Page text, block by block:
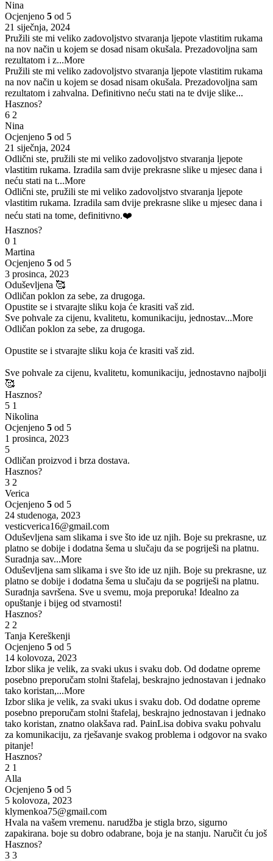
Nina
Ocjenjeno 5 od 5
21 siječnja, 2024
Pružili ste mi veliko zadovoljstvo stvaranja ljepote vlastitim rukama
na nov način u kojem se dosad nisam okušala. Prezadovoljna sam
rezultatom i z...More
Pružili ste mi veliko zadovoljstvo stvaranja ljepote vlastitim rukama
na nov način u kojem se dosad nisam okušala. Prezadovoljna sam
rezultatom i zahvalna. Definitivno neću stati na te dvije slike...
Hasznos?
6 2
Nina
Ocjenjeno 5 od 5
21 siječnja, 2024
Odlični ste, pružili ste mi veliko zadovoljstvo stvaranja ljepote
vlastitim rukama. Izradila sam dvije prekrasne slike u mjesec dana i
neću stati na t...More
Odlični ste, pružili ste mi veliko zadovoljstvo stvaranja ljepote
vlastitim rukama. Izradila sam dvije prekrasne slike u mjesec dana i
neću stati na tome, definitivno.❤️
Hasznos?
0 1
Martina
Ocjenjeno 5 od 5
3 prosinca, 2023
Oduševljena 🥰
Odličan poklon za sebe, za drugoga.
Opustite se i stvarajte sliku koja će krasiti vaš zid.
Sve pohvale za cijenu, kvalitetu, komunikaciju, jednostav...More
Odličan poklon za sebe, za drugoga.
Opustite se i stvarajte sliku koja će krasiti vaš zid.
Sve pohvale za cijenu, kvalitetu, komunikaciju, jednostavno najbolji
🥰
Hasznos?
5 1
Nikolina
Ocjenjeno 5 od 5
1 prosinca, 2023
5
Odličan proizvod i brza dostava.
Hasznos?
3 2
Verica
Ocjenjeno 5 od 5
24 studenoga, 2023
vesticverica16@gmail.com
Oduševljena sam slikama i sve što ide uz njih. Boje su prekrasne, uz
platno se dobije i dodatna šema u slučaju da se pogriješi na platnu.
Suradnja sav...More
Oduševljena sam slikama i sve što ide uz njih. Boje su prekrasne, uz
platno se dobije i dodatna šema u slučaju da se pogriješi na platnu.
Suradnja savršena. Sve u svemu, moja preporuka! Idealno za
opuštanje i bijeg od stvarnosti!
Hasznos?
2 2
Tanja Kereškenji
Ocjenjeno 5 od 5
14 kolovoza, 2023
Izbor slika je velik, za svaki ukus i svaku dob. Od dodatne opreme
posebno preporučam stolni štafelaj, beskrajno jednostavan i jednako
tako koristan,...More
Izbor slika je velik, za svaki ukus i svaku dob. Od dodatne opreme
posebno preporučam stolni štafelaj, beskrajno jednostavan i jednako
tako koristan, znatno olakšava rad. PainLisa dobiva svaku pohvalu
za komunikaciju, za rješavanje svakog problema i odgovor na svako
pitanje!
Hasznos?
2 1
Alla
Ocjenjeno 5 od 5
5 kolovoza, 2023
klymenkoa75@gmail.com
Hvala na vašem vremenu. narudžba je stigla brzo, sigurno
zapakirana. boje su dobro odabrane, boja je na stanju. Naručit ću još
Hasznos?
3 3